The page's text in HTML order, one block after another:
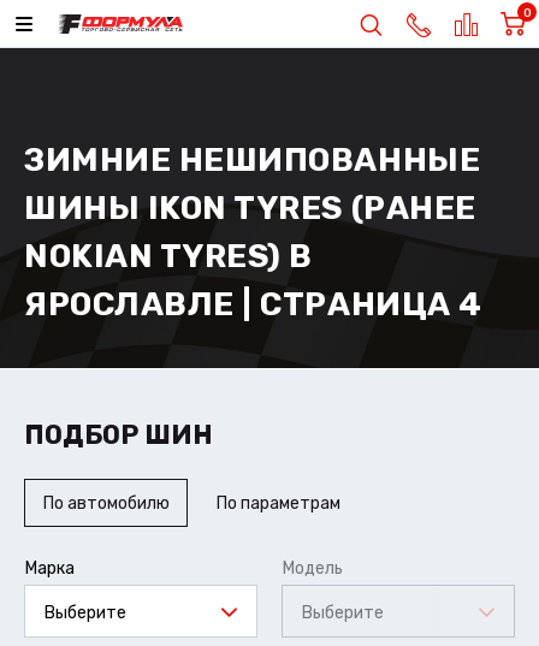
0
ЗИМНИЕ НЕШИПОВАННЫЕ
ШИНЫ IKON TYRES (РАНЕЕ
NOKIAN TYRES) В
ЯРОСЛАВЛЕ | СТРАНИЦА 4
ПОДБОР ШИН
По автомобилю По параметрам
Марка
Выберите
Модель
Выберите